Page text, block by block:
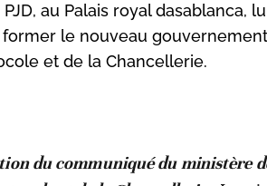
au Palais royal dasablanca,
le nouveau
et de la Chancellerie.
du communiqué du ministère